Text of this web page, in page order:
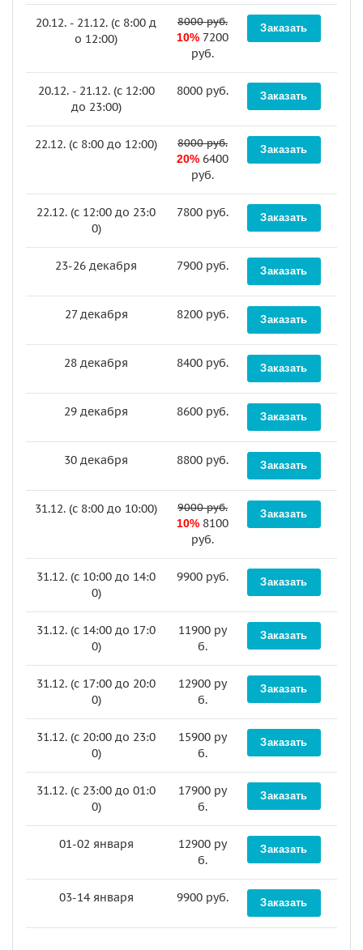
20.12. - 21.12. (c 8:00 д
о 12:00)
8000 руб.
10% 7200
руб.
20.12. - 21.12. (c 12:00
до 23:00)
8000 руб.
22.12. (c 8:00 до 12:00) 8000 руб.
20% 6400
руб.
22.12. (c 12:00 до 23:0
0)
7800 руб.
23-26 декабря 7900 руб.
27 декабря 8200 руб.
28 декабря 8400 руб.
29 декабря 8600 руб.
30 декабря 8800 руб.
31.12. (c 8:00 до 10:00) 9000 руб.
10% 8100
руб.
31.12. (c 10:00 до 14:0
0)
9900 руб.
31.12. (c 14:00 до 17:0
0)
11900 ру
б.
31.12. (c 17:00 до 20:0
0)
12900 ру
б.
31.12. (c 20:00 до 23:0
0)
15900 ру
б.
31.12. (c 23:00 до 01:0
0)
17900 ру
б.
01-02 января
12900 ру
б.
03-14 января 9900 руб.